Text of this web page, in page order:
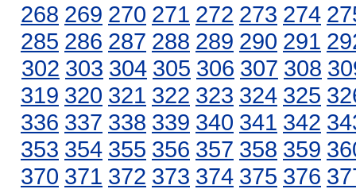
268 269 270 271 272 273 274
285 286 287 288 289 290 291
302 303 304 305 306 307 308
319 320 321 322 323 324 325
336 337 338 339 340 341 342
353 354 355 356 357 358 359
370 371 372 373 374 375 376